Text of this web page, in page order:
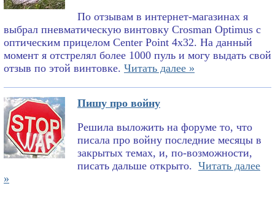
По отзывам в интернет-магазинах я
выбрал пневматическую винтовку Crosman Optimus с
оптическим прицелом Center Point 4x32. На данный
момент я отстрелял более 1000 пуль и могу выдать свой
отзыв по этой винтовке. Читать далее »
Пишу про войну
Решила выложить на форуме то, что
писала про войну последние месяцы в
закрытых темах, и, по-возможности,
писать дальше открыто. Читать далее
»